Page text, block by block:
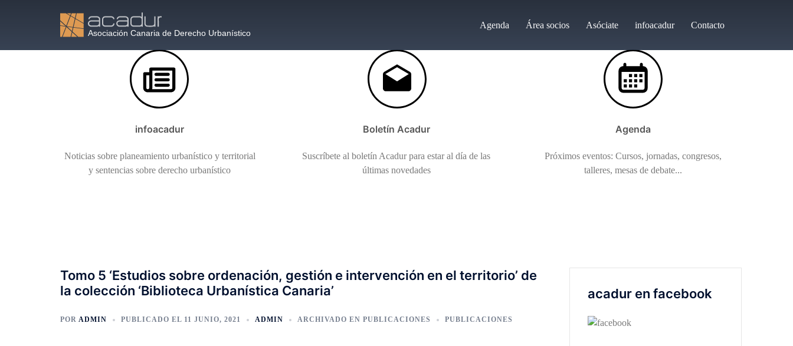
al
Agenda Área socios Asóciate infoacadur Contacto
infoacadur
Noticias sobre planeamiento urbanístico y territorial
y sentencias sobre derecho urbanístico
Boletín Acadur
Suscríbete al boletín Acadur para estar al día de las
últimas novedades
Agenda
Próximos eventos: Cursos, jornadas, congresos,
talleres, mesas de debate...
Tomo 5 ‘Estudios sobre ordenación, gestión e intervención en el territorio’ de
la colección ‘Biblioteca Urbanística Canaria’
POR ADMIN PUBLICADO EL 11 JUNIO, 2021 ADMIN ARCHIVADO EN PUBLICACIONES PUBLICACIONES
acadur en facebook